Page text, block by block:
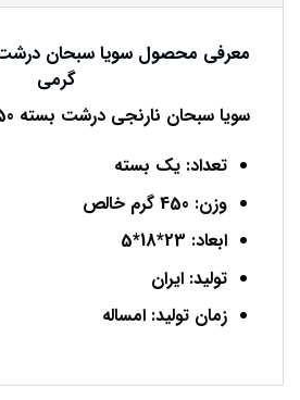
گرمی
سویا سبحان نارنجی درشت بسته 450 گرمی
تعداد: یک بسته
وزن: 450 گرم خالص
ابعاد: 23*18*5
تولید: ایران
زمان تولید: امساله